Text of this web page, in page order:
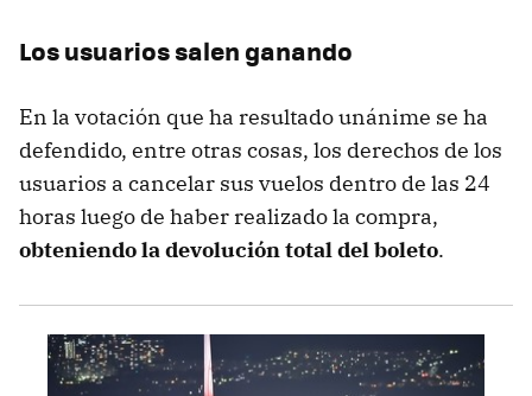
Los usuarios salen ganando
En la votación que ha resultado unánime se ha
defendido, entre otras cosas, los derechos de los
usuarios a cancelar sus vuelos dentro de las 24
horas luego de haber realizado la compra,
obteniendo la devolución total del boleto.